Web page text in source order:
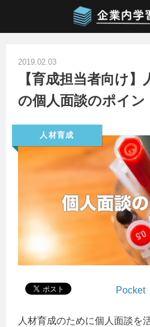
人材育成/
【育成担当者向け】人材育成のための個
2019.02.03
【育成担当者向け
の個人面談のポイン
人材育成
Pocket
人材育成のために個人面談を